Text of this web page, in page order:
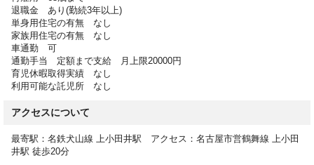
10:00-19:00
16:30-10:00休憩時間（日勤） 60分
休憩時間（夜勤） 180分時間外 月平均2時間
時間外月平均2時間程度
シフト制
有給休暇 あり
退職金 あり(勤続3年以上)
単身用住宅の有無 なし
家族用住宅の有無 なし
車通勤 可
通勤手当 定額まで支給 月上限20000円
育児休暇取得実績 なし
利用可能な託児所 なし
アクセスについて
最寄駅：名鉄犬山線 上小田井駅 アクセス：名古屋市営鶴舞線 上小田
井駅 徒歩20分